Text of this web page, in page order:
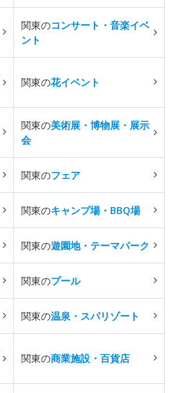
関東のコンサート・音楽イベ
ント
関東の花イベント
関東の美術展・博物展・展示
会
関東のフェア
関東のキャンプ場・BBQ場
関東の遊園地・テーマパーク
関東のプール
関東の温泉・スパリゾート
関東の商業施設・百貨店